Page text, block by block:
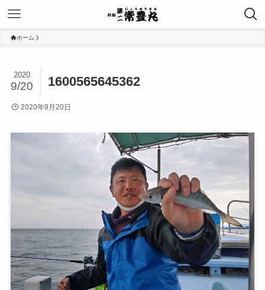
ホーム
1600565645362
2020
9/20
2020年9月20日